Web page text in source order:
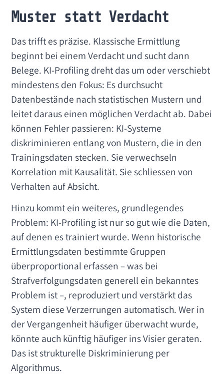
Muster statt Verdacht
Das trifft es präzise. Klassische Ermittlung
beginnt bei einem Verdacht und sucht dann
Belege. KI-Profiling dreht das um oder verschiebt
mindestens den Fokus: Es durchsucht
Datenbestände nach statistischen Mustern und
leitet daraus einen möglichen Verdacht ab. Dabei
können Fehler passieren: KI-Systeme
diskriminieren entlang von Mustern, die in den
Trainingsdaten stecken. Sie verwechseln
Korrelation mit Kausalität. Sie schliessen von
Verhalten auf Absicht.
Hinzu kommt ein weiteres, grundlegendes
Problem: KI-Profiling ist nur so gut wie die Daten,
auf denen es trainiert wurde. Wenn historische
Ermittlungsdaten bestimmte Gruppen
überproportional erfassen – was bei
Strafverfolgungsdaten generell ein bekanntes
Problem ist –, reproduziert und verstärkt das
System diese Verzerrungen automatisch. Wer in
der Vergangenheit häufiger überwacht wurde,
könnte auch künftig häufiger ins Visier geraten.
Das ist strukturelle Diskriminierung per
Algorithmus.